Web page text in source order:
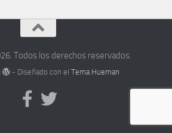
Todos los derechos reservados.
- Diseñado con elTema Hueman